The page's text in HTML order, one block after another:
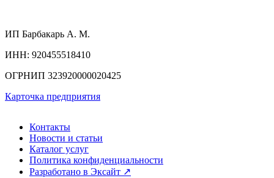
ИП Барбакарь А. М.
ИНН: 920455518410
ОГРНИП 323920000020425
Карточка предприятия
Контакты
Новости и статьи
Каталог услуг
Политика конфиденциальности
Разработано в Эксайт ↗